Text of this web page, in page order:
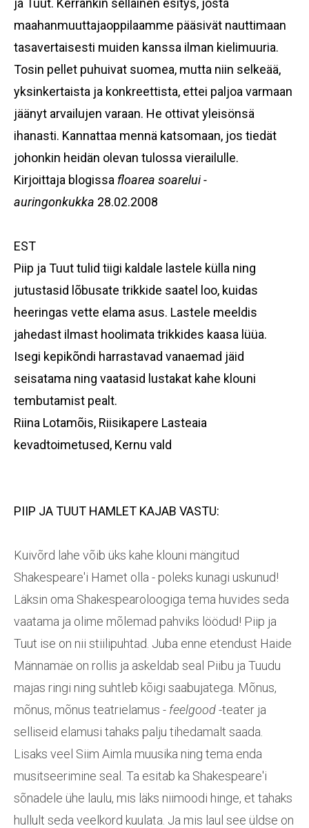
ja Tuut. Kerrankin sellainen esitys, josta
maahanmuuttajaoppilaamme pääsivät nauttimaan
tasavertaisesti muiden kanssa ilman kielimuuria.
Tosin pellet puhuivat suomea, mutta niin selkeää,
yksinkertaista ja konkreettista, ettei paljoa varmaan
jäänyt arvailujen varaan. He ottivat yleisönsä
ihanasti. Kannattaa mennä katsomaan, jos tiedät
johonkin heidän olevan tulossa vierailulle.
Kirjoittaja blogissa floarea soarelui -
auringonkukka 28.02.2008
EST
Piip ja Tuut tulid tiigi kaldale lastele külla ning
jutustasid lõbusate trikkide saatel loo, kuidas
heeringas vette elama asus. Lastele meeldis
jahedast ilmast hoolimata trikkides kaasa lüüa.
Isegi kepikõndi harrastavad vanaemad jäid
seisatama ning vaatasid lustakat kahe klouni
tembutamist pealt.
Riina Lotamõis, Riisikapere Lasteaia
kevadtoimetused, Kernu vald
PIIP JA TUUT HAMLET KAJAB VASTU:
Kuivõrd lahe võib üks kahe klouni mängitud
Shakespeare'i Hamet olla - poleks kunagi uskunud!
Läksin oma Shakespearoloogiga tema huvides seda
vaatama ja olime mõlemad pahviks löödud! Piip ja
Tuut ise on nii stiilipuhtad. Juba enne etendust Haide
Männamäe on rollis ja askeldab seal Piibu ja Tuudu
majas ringi ning suhtleb kõigi saabujatega. Mõnus,
mõnus, mõnus teatrielamus - feelgood-teater ja
selliseid elamusi tahaks palju tihedamalt saada.
Lisaks veel Siim Aimla muusika ning tema enda
musitseerimine seal. Ta esitab ka Shakespeare'i
sõnadele ühe laulu, mis läks niimoodi hinge, et tahaks
hullult seda veelkord kuulata. Ja mis laul see üldse on